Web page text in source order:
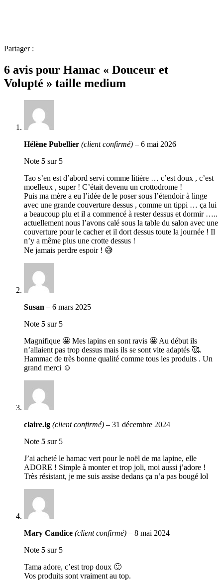
Partager :
6 avis pour Hamac « Douceur et
Volupté » taille medium
Hélène Pubellier (client confirmé) – 6 mai 2026
Note 5 sur 5
Tao s’en est d’abord servi comme litière … c’est doux , c’est
moelleux , super ! C’était devenu un crottodrome !
Puis ma mère a eu l’idée de le poser sous l’étendoir à linge
avec une grande couverture dessus , comme un tippi … ça lui
a beaucoup plu et il a commencé à rester dessus et dormir …..
actuellement nous l’avons calé sous la table du salon avec une
couverture pour le cacher et il dort dessus toute la journée ! Il
n’y a même plus une crotte dessus !
Ne jamais perdre espoir ! 😅
Susan – 6 mars 2025
Note 5 sur 5
Magnifique 🤩 Mes lapins en sont ravis 🤩 Au début ils
n’allaient pas trop dessus mais ils se sont vite adaptés 🥰.
Hammac de très bonne qualité comme tous les produits . Un
grand merci ☺️
claire.lg (client confirmé) – 31 décembre 2024
Note 5 sur 5
J’ai acheté le hamac vert pour le noël de ma lapine, elle
ADORE ! Simple à monter et trop joli, moi aussi j’adore !
Très résistant, je me suis assise dedans ça n’a pas bougé lol
Mary Candice (client confirmé) – 8 mai 2024
Note 5 sur 5
Tama adore, c’est trop doux 🙂
Vos produits sont vraiment au top.